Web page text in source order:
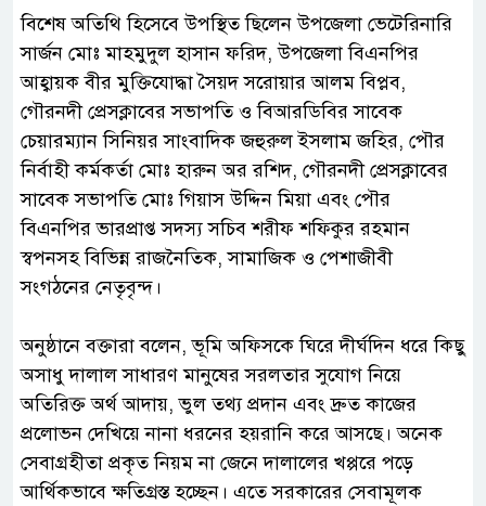
‎বিশেষ অতিথি হিসেবে উপস্থিত ছিলেন উপজেলা ভেটেরিনারি
সার্জন মোঃ মাহমুদুল হাসান ফরিদ, উপজেলা বিএনপির
আহ্বায়ক বীর মুক্তিযোদ্ধা সৈয়দ সরোয়ার আলম বিপ্লব,
গৌরনদী প্রেসক্লাবের সভাপতি ও বিআরডিবির সাবেক
চেয়ারম্যান সিনিয়র সাংবাদিক জহুরুল ইসলাম জহির, পৌর
নির্বাহী কর্মকর্তা মোঃ হারুন অর রশিদ, গৌরনদী প্রেসক্লাবের
সাবেক সভাপতি মোঃ গিয়াস উদ্দিন মিয়া এবং পৌর
বিএনপির ভারপ্রাপ্ত সদস্য সচিব শরীফ শফিকুর রহমান
স্বপনসহ বিভিন্ন রাজনৈতিক, সামাজিক ও পেশাজীবী
সংগঠনের নেতৃবৃন্দ।
‎অনুষ্ঠানে বক্তারা বলেন, ভূমি অফিসকে ঘিরে দীর্ঘদিন ধরে কিছু
অসাধু দালাল সাধারণ মানুষের সরলতার সুযোগ নিয়ে
অতিরিক্ত অর্থ আদায়, ভুল তথ্য প্রদান এবং দ্রুত কাজের
প্রলোভন দেখিয়ে নানা ধরনের হয়রানি করে আসছে। অনেক
সেবাগ্রহীতা প্রকৃত নিয়ম না জেনে দালালের খপ্পরে পড়ে
আর্থিকভাবে ক্ষতিগ্রস্ত হচ্ছেন। এতে সরকারের সেবামূলক